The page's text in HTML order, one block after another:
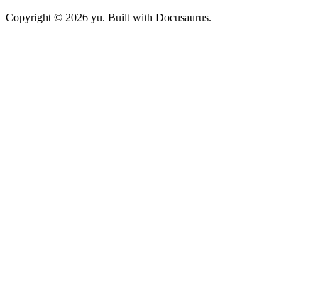
Copyright © 2026 yu. Built with Docusaurus.